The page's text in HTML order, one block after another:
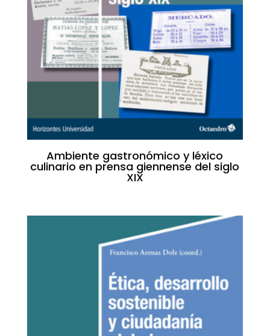
Ambiente gastronómico y léxico
culinario en prensa giennense del siglo
XIX